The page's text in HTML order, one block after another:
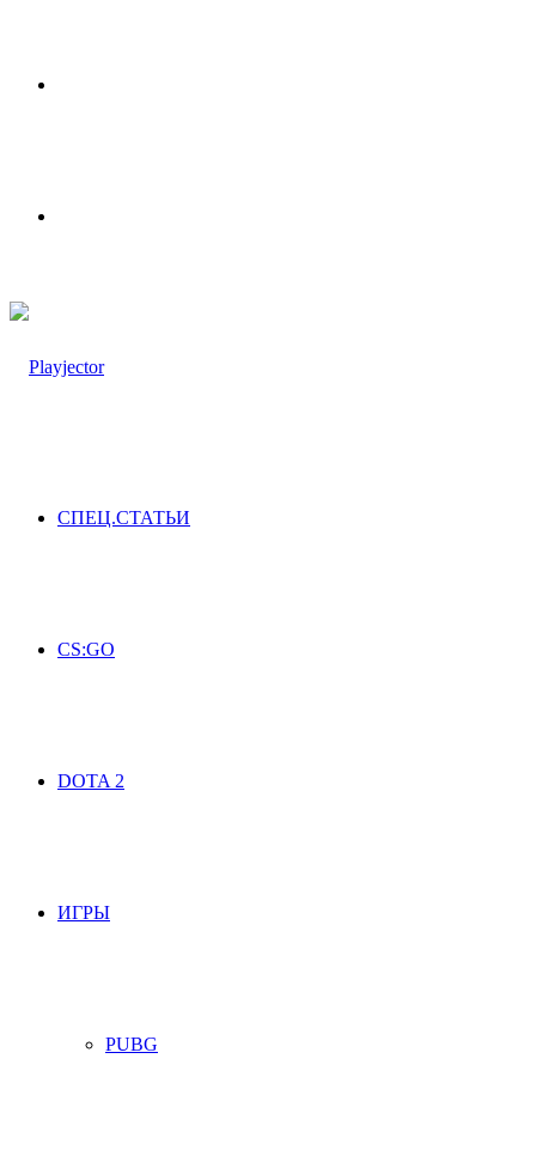
СПЕЦ.СТАТЬИ
CS:GO
DOTA 2
ИГРЫ
PUBG